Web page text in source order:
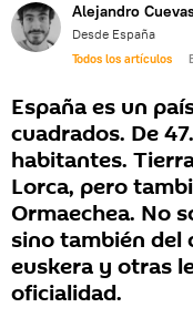
Alejandro
Desde España
Todos los artículos
España es un
cuadrados. De
habitantes.
Lorca, pero
Ormaechea. No
sino también del
euskera y otras
oficialidad.